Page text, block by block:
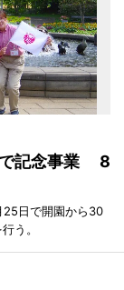
で記念事業 8
25日で開園から30
う。